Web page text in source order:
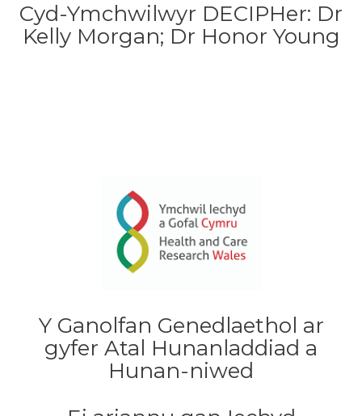
Cyd-Ymchwilwyr DECIPHer: Dr
Kelly Morgan; Dr Honor Young
Y Ganolfan Genedlaethol ar
gyfer Atal Hunanladdiad a
Hunan-niwed